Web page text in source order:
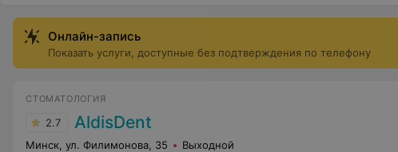
Онлайн-запись
Показать услуги, доступные без подтверждения по телефону
СТОМАТОЛОГИЯ
2.7 AldisDent
Минск, ул. Филимонова, 35 Выходной